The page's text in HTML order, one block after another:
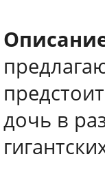
дочь в